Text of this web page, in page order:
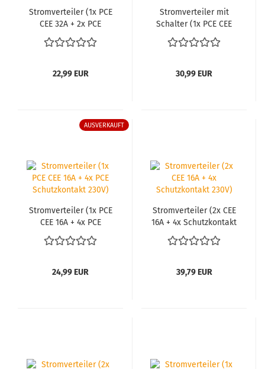
Strom­ver­tei­ler (1x PCE
CEE 32A + 2x PCE
Schutz­kon­takt 230V)
22,99 EUR
Strom­ver­tei­ler mit
Schal­ter (1x PCE CEE
32A + 2x PCE Schutz­
kon­takt 230V)
30,99 EUR
AUSVERKAUFT
Strom­ver­tei­ler (1x PCE
CEE 16A + 4x PCE
Schutz­kon­takt 230V)
24,99 EUR
Strom­ver­tei­ler (2x CEE
16A + 4x Schutz­kon­takt
230V)
39,79 EUR